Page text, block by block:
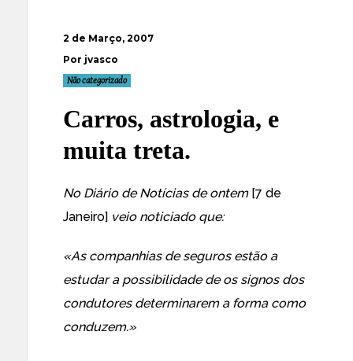
2 de Março, 2007
Por jvasco
Não categorizado
Carros, astrologia, e
muita treta.
No Diário de Notícias de ontem [7 de
Janeiro] veio noticiado que:
«As companhias de seguros estão a
estudar a possibilidade de os signos dos
condutores determinarem a forma como
conduzem.»